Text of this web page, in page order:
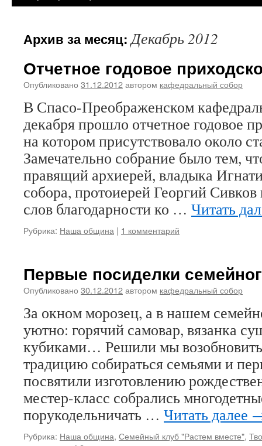
Архив за месяц:Декабрь 2012
Отчетное годовое
Опубликовано 31.12.2012автором кафедральный собор
В Спасо-Преображенском
декабря прошло отчетное годовое
на котором присутствовало около
Замечательно собрание было тем,
правящий архиерей, владыка
собора, протоиерей Георгий Сивков
слов благодарности ко … Читать
Рубрика: Наша община | 1 комментарий
Первые посиделки
Опубликовано 30.12.2012автором кафедральный собор
За окном морозец, а в нашем
уютно: горячий самовар, вязанка
кубиками… Решили мы
традицию собираться семьями и
посвятили изготовлению
местер-класс собрались
порукодельничать … Читать далее
Рубрика: Наша община, Семейный клуб "Растем вместе",